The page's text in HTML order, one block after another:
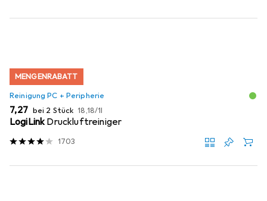
MENGENRABATT
Reinigung PC + Peripherie
EUR
7,27 bei 2 Stück EUR
18,18/1l
LogiLinkDruckluftreiniger
1703